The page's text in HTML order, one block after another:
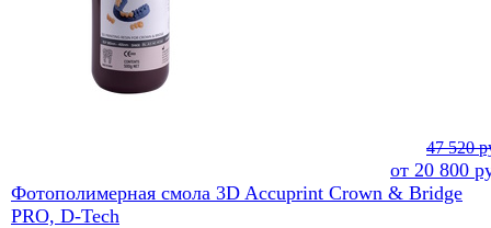
47 520
от 20 800
Фотополимерная смола 3D Accuprint Crown & Bridge
PRO, D-Tech